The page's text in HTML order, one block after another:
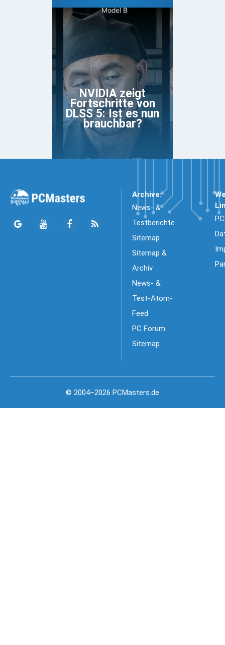
NVIDIA zeigt
Fortschritte von
DLSS 5: Ist es nun
brauchbar?
Archive:
News- &
Testberichte
Sitemap
Sitemap &
Archiv
News- &
Test-Atom-
Feed
PC Forum
Sitemap
© 2004–2026 PCMasters.de